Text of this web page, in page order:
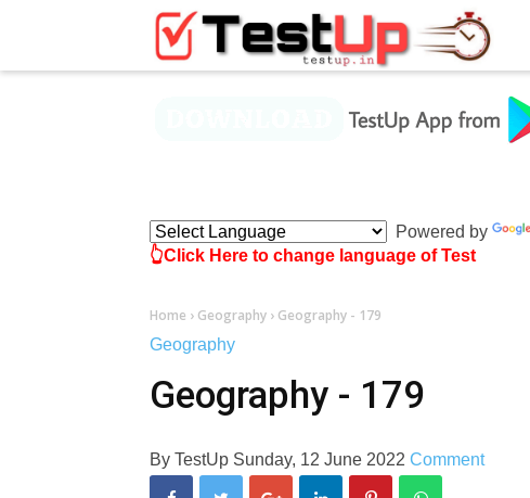
Powered by
👆Click Here to change language of Test
Home › Geography › Geography - 179
Geography
Geography - 179
By TestUp Sunday, 12 June 2022 Comment